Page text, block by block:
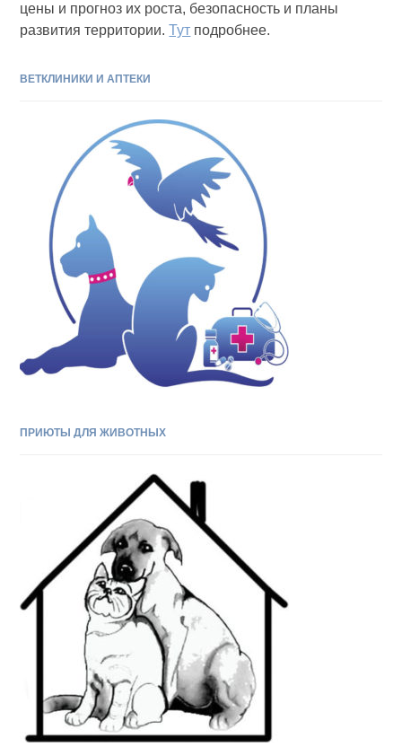
цены и прогноз их роста, безопасность и планы
развития территории.Тут подробнее.
ВЕТКЛИНИКИ И АПТЕКИ
ПРИЮТЫ ДЛЯ ЖИВОТНЫХ